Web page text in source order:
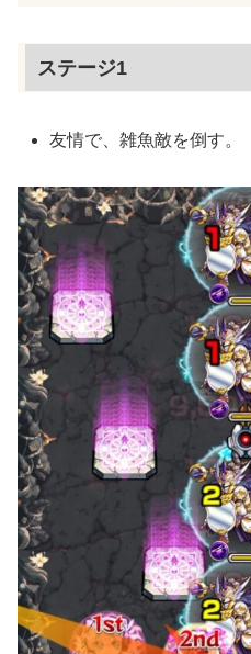
ステージ1
友情で、雑魚敵を倒す。